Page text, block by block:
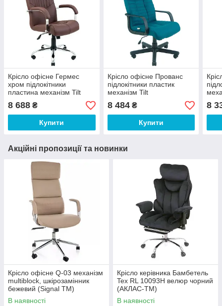
Крісло офісне Гермес
хром підлокітники
пластина механізм Tilt
шкірозамінник Флай-2231
(Richman ТМ)
8 688 ₴
Купити
Крісло офісне Прованс
підлокітники пластик
механізм Tilt
шкірозамінник Флай-2215
(Richman ТМ)
8 484₴
Купити
8
Акційні пропозиції та новинки
Крісло офісне Q-03 механізм
multiblock, шкірозамінник
бежевий (Signal ТМ)
В наявності
Крісло керівника Бамбетель
Tex RL 10093H велюр чорний
(АКЛАС-ТМ)
В наявності